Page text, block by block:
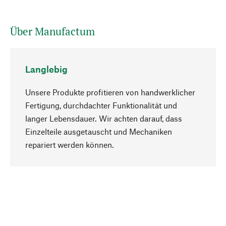
Über Manufactum
Langlebig
Unsere Produkte profitieren von handwerklicher
Fertigung, durchdachter Funktionalität und
langer Lebensdauer. Wir achten darauf, dass
Einzelteile ausgetauscht und Mechaniken
repariert werden können.